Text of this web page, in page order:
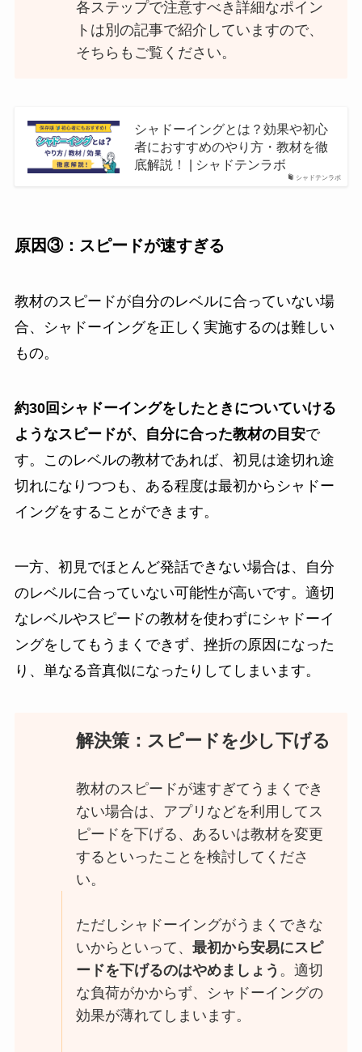
各ステップで注意すべき詳細なポイン
トは別の記事で紹介していますので、
そちらもご覧ください。
シャドテンラボ
シャドーイングとは？効果や初心
者におすすめのやり方・教材を徹
底解説！ | シャドテンラボ
原因③：スピードが速すぎる
教材のスピードが自分のレベルに合っていない場
合、シャドーイングを正しく実施するのは難しい
もの。
約30回シャドーイングをしたときについていける
ようなスピードが、自分に合った教材の目安で
す。このレベルの教材であれば、初見は途切れ途
切れになりつつも、ある程度は最初からシャドー
イングをすることができます。
一方、初見でほとんど発話できない場合は、自分
のレベルに合っていない可能性が高いです。適切
なレベルやスピードの教材を使わずにシャドーイ
ングをしてもうまくできず、挫折の原因になった
り、単なる音真似になったりしてしまいます。
解決策：スピードを少し下げる
教材のスピードが速すぎてうまくでき
ない場合は、アプリなどを利用してス
ピードを下げる、あるいは教材を変更
するといったことを検討してくださ
い。
ただしシャドーイングがうまくできな
いからといって、最初から安易にスピ
ードを下げるのはやめましょう 。適切
な負荷がかからず、シャドーイングの
効果が薄れてしまいます。